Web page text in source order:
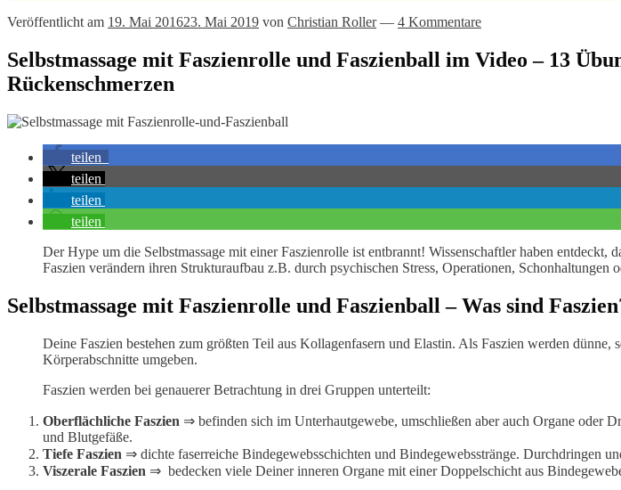
Veröffentlicht am 19. Mai 201623. Mai 2019 von Christian Roller — 4 Kommentare
Selbstmassage mit Faszienrolle und Faszienball im Video – 13
Rückenschmerzen
teilen
teilen
teilen
teilen
Der Hype um die Selbstmassage mit einer Faszienrolle ist entbrannt! Wissenschaftler haben
Faszien verändern ihren Strukturaufbau z.B. durch psychischen Stress, Operationen,
Selbstmassage mit Faszienrolle und Faszienball – Was sind
Deine Faszien bestehen zum größten Teil aus Kollagenfasern und Elastin. Als Faszien werden
Körperabschnitte umgeben.
Faszien werden bei genauerer Betrachtung in drei Gruppen unterteilt:
Oberflächliche Faszien ⇒ befinden sich im Unterhautgewebe, umschließen aber auch Organe oder
und Blutgefäße.
Tiefe Faszien ⇒ dichte faserreiche Bindegewebsschichten und Bindegewebsstränge. Durchdringen
Viszerale Faszien ⇒ bedecken viele Deiner inneren Organe mit einer Doppelschicht aus